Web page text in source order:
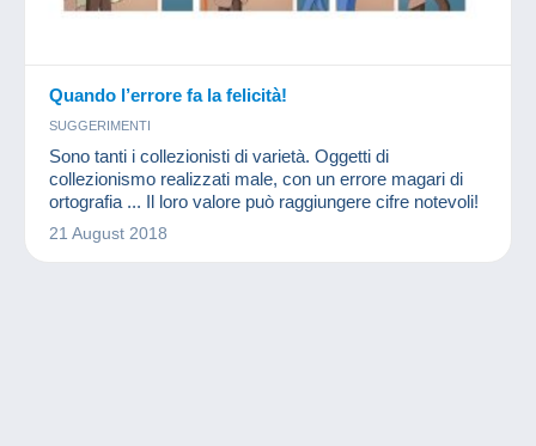
Quando l’errore fa la felicità!
SUGGERIMENTI
Sono tanti i collezionisti di varietà. Oggetti di
collezionismo realizzati male, con un errore magari di
ortografia ... Il loro valore può raggiungere cifre notevoli!
21 August 2018